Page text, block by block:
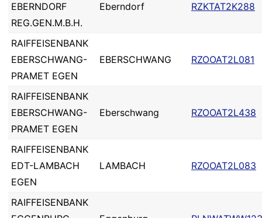
EBERNDORF
REG.GEN.M.B.H.
Eberndorf RZKTAT2K288
RAIFFEISENBANK
EBERSCHWANG-
PRAMET EGEN
EBERSCHWANG RZOOAT2L081
RAIFFEISENBANK
EBERSCHWANG-
PRAMET EGEN
Eberschwang RZOOAT2L438
RAIFFEISENBANK
EDT-LAMBACH
EGEN
LAMBACH RZOOAT2L083
RAIFFEISENBANK